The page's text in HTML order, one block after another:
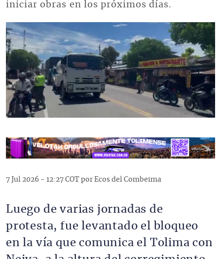
iniciar obras en los próximos días.
Imagen
7 Jul 2026 - 12:27 COT por Ecos del Combeima
Luego de varias jornadas de
protesta, fue levantado el bloqueo
en la vía que comunica el Tolima con